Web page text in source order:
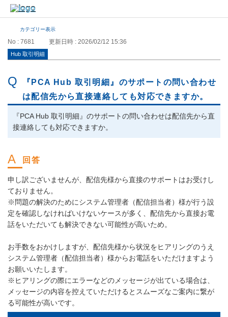
カテゴリー表示
No : 7681 更新日時 : 2026/02/12 15:36
Hub 取引明細
『PCA Hub 取引明細』のサポートの問い合わせ
は配信先から直接連絡しても対応できますか。
『PCA Hub 取引明細』のサポートの問い合わせは配信先から直
接連絡しても対応できますか。
申し訳ございませんが、配信先様から直接のサポートはお受けし
ておりません。
※問題の解決のためにシステム管理者（配信担当者）様が行う設
定を確認しなければいけないケースが多く、配信先から直接お電
話をいただいても解決できない可能性が高いため。
お手数をおかけしますが、配信先様から状況をヒアリングのうえ
システム管理者（配信担当者）様からお電話をいただけますよう
お願いいたします。
※ヒアリングの際にエラーなどのメッセージが出ている場合は、
メッセージの内容を控えていただけるとスムーズなご案内に繋が
る可能性が高いです。